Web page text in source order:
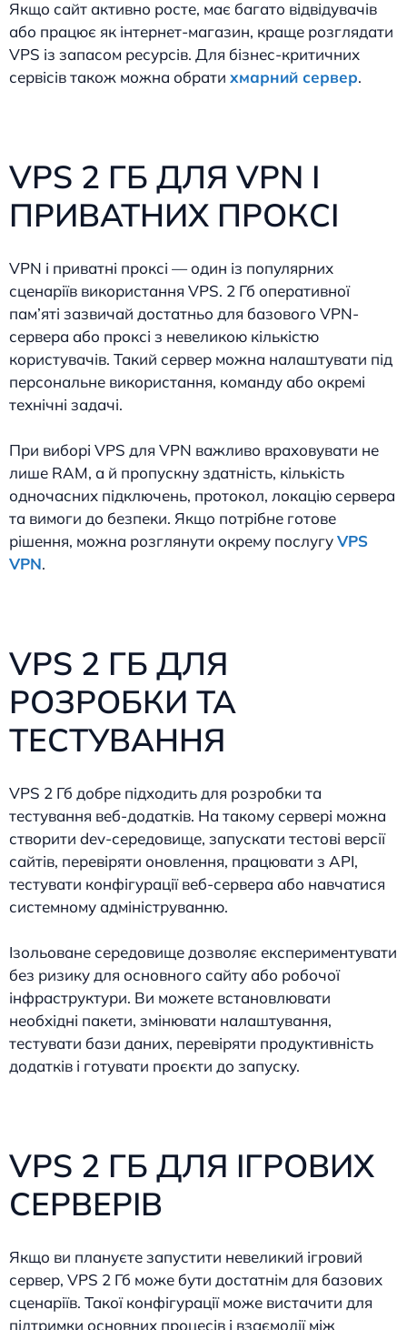
Якщо сайт активно росте, має багато відвідувачів
або працює як інтернет-магазин, краще розглядати
VPS із запасом ресурсів. Для бізнес-критичних
сервісів також можна обрати хмарний сервер.
VPS 2 ГБ ДЛЯ VPN І
ПРИВАТНИХ ПРОКСІ
VPN і приватні проксі — один із популярних
сценаріїв використання VPS. 2 Гб оперативної
пам’яті зазвичай достатньо для базового VPN-
сервера або проксі з невеликою кількістю
користувачів. Такий сервер можна налаштувати під
персональне використання, команду або окремі
технічні задачі.
При виборі VPS для VPN важливо враховувати не
лише RAM, а й пропускну здатність, кількість
одночасних підключень, протокол, локацію сервера
та вимоги до безпеки. Якщо потрібне готове
рішення, можна розглянути окрему послугуVPS
VPN.
VPS 2 ГБ ДЛЯ
РОЗРОБКИ ТА
ТЕСТУВАННЯ
VPS 2 Гб добре підходить для розробки та
тестування веб-додатків. На такому сервері можна
створити dev-середовище, запускати тестові версії
сайтів, перевіряти оновлення, працювати з API,
тестувати конфігурації веб-сервера або навчатися
системному адмініструванню.
Ізольоване середовище дозволяє експериментувати
без ризику для основного сайту або робочої
інфраструктури. Ви можете встановлювати
необхідні пакети, змінювати налаштування,
тестувати бази даних, перевіряти продуктивність
додатків і готувати проєкти до запуску.
VPS 2 ГБ ДЛЯ ІГРОВИХ
СЕРВЕРІВ
Якщо ви плануєте запустити невеликий ігровий
сервер, VPS 2 Гб може бути достатнім для базових
сценаріїв. Такої конфігурації може вистачити для
підтримки основних процесів і взаємодії між